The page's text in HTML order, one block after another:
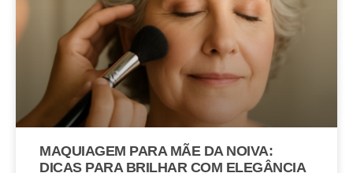
MAQUIAGEM PARA MÃE DA NOIVA:
DICAS PARA BRILHAR COM ELEGÂNCIA